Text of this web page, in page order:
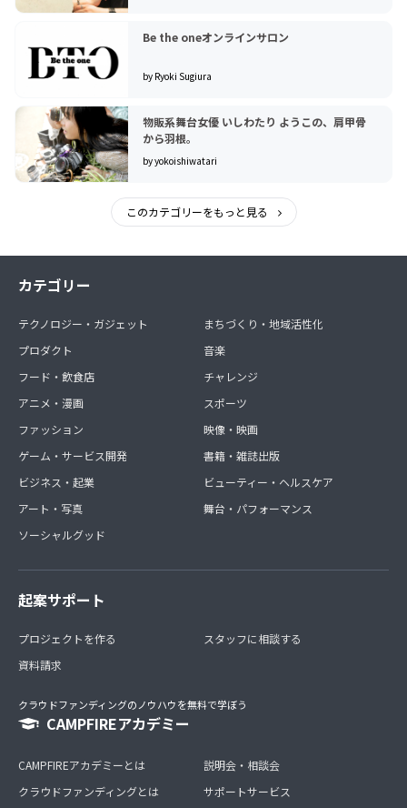
Be the oneオンラインサロン
by Ryoki Sugiura
物販系舞台女優 いしわたり ようこの、肩甲骨
から羽根。
by yokoishiwatari
このカテゴリーをもっと見る
カテゴリー
テクノロジー・ガジェット
プロダクト
フード・飲食店
アニメ・漫画
ファッション
ゲーム・サービス開発
ビジネス・起業
アート・写真
ソーシャルグッド
まちづくり・地域活性化
音楽
チャレンジ
スポーツ
映像・映画
書籍・雑誌出版
ビューティー・ヘルスケア
舞台・パフォーマンス
起案サポート
プロジェクトを作る
資料請求
スタッフに相談する
クラウドファンディングのノウハウを無料で学ぼう
CAMPFIREアカデミー
CAMPFIREアカデミーとは
クラウドファンディングとは
説明会・相談会
サポートサービス